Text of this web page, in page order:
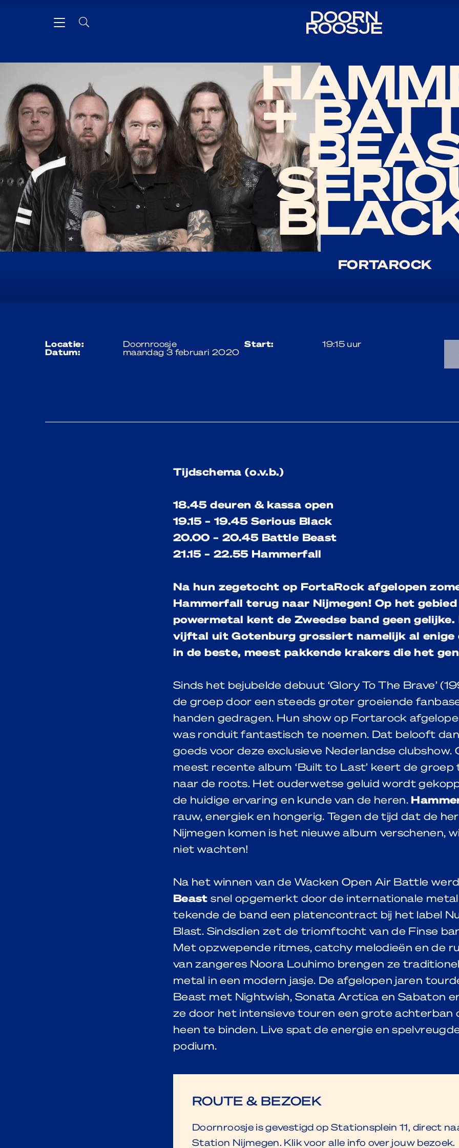
+
FORTAROCK
locatie: Doornroosje
datum: maandag 3 februari 2020
start: 19:15 uur
Tijdschema (o.v.b.)
18.45 deuren & kassa open
19.15 – 19.45 Serious Black
20.00 – 20.45 Battle Beast
21.15 – 22.55 Hammerfall
Na hun zegetocht op FortaRock afgelopen
Hammerfall terug naar Nijmegen! Op het gebied
powermetal kent de Zweedse band geen gelijke.
vijftal uit Gotenburg grossiert namelijk al enige
in de beste, meest pakkende krakers die het
Sinds het bejubelde debuut ‘Glory To The Brave’
de groep door een steeds groter groeiende
handen gedragen. Hun show op Fortarock
was ronduit fantastisch te noemen. Dat belooft
goeds voor deze exclusieve Nederlandse clubshow.
meest recente album ‘Built to Last’ keert de groep
naar de roots. Het ouderwetse geluid wordt
de huidige ervaring en kunde van de heren.
rauw, energiek en hongerig. Tegen de tijd dat de
Nijmegen komen is het nieuwe album verschenen,
niet wachten!
Na het winnen van de Wacken Open Air Battle werd
Beast snel opgemerkt door de internationale metal
tekende de band een platencontract bij het label
Blast. Sindsdien zet de triomftocht van de Finse
Met opzwepende ritmes, catchy melodieën en de
van zangeres Noora Louhimo brengen ze
metal in een modern jasje. De afgelopen jaren
Beast met Nightwish, Sonata Arctica en Sabaton
ze door het intensieve touren een grote achterban
heen te binden. Live spat de energie en
podium.
ROUTE & BEZOEK
Doornroosje is gevestigd op Stationsplein 11, direct
Station Nijmegen. Klik voor alle info over jouw bezoek.